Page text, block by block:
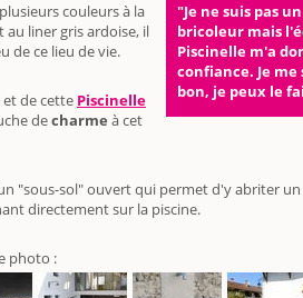
"Je ne suis pas
bricoleur mais
Piscinelle m'a
confiance. Je
bon, je peux le
couleurs à la
liner gris ardoise, il
de ce lieu de vie.
et de cette Piscinelle
decharme à cet
"sous-sol" ouvert qui permet d'y abriter un
directement sur la piscine.
photo :